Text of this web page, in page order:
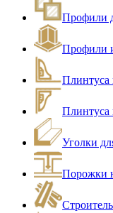
Профили
Профили
Плинтуса
Плинтуса
Уголки
Порожки